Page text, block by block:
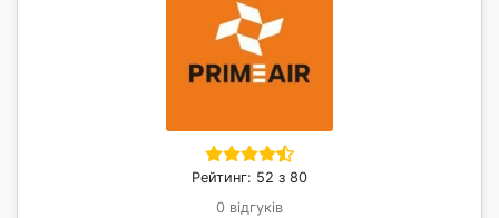
Рейтинг: 52 з 80
0 відгуків